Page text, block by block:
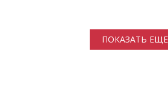
ПОКАЗАТЬ ЕЩЕ